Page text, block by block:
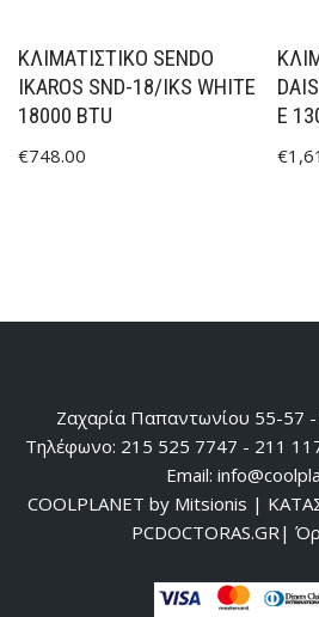
ΚΛΙΜΑΤΙΣΤΙΚΟ SENDO
IKAROS SND-18/IKS WHITE
18000 BTU
€748.00
E
€
Ζαχαρία Παπαντωνίου 55-57
Τηλέφωνο: 215 525 7747 - 211
Email:
COOLPLANET by Mitsionis |
PCDOCTORAS.GR|